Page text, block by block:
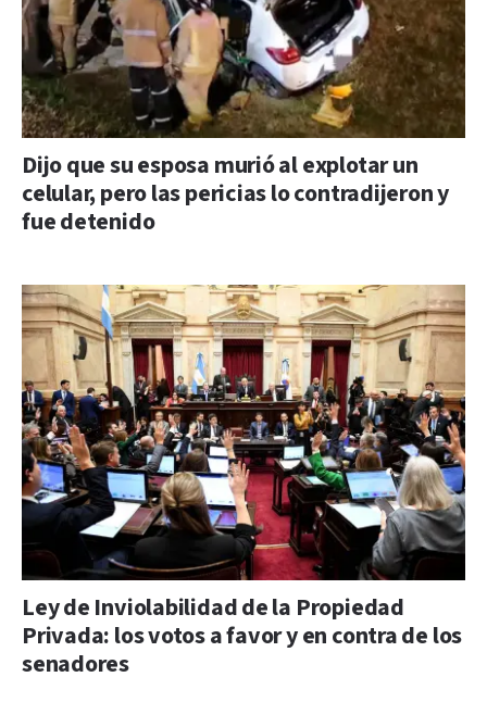
Dijo que su esposa murió al explotar un
celular, pero las pericias lo contradijeron y
fue detenido
Ley de Inviolabilidad de la Propiedad
Privada: los votos a favor y en contra de los
senadores